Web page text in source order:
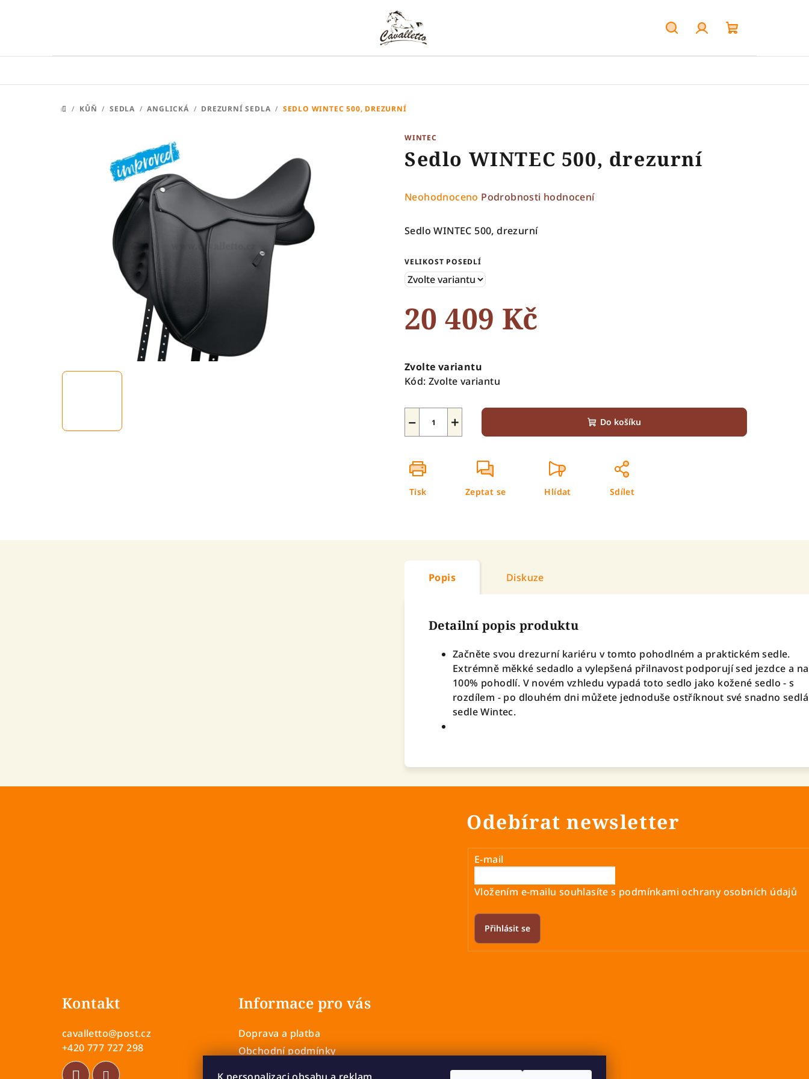
košík
DOMŮ
/ KŮŇ / SEDLA / ANGLICKÁ / DREZURNÍ SEDLA / SEDLO WINTEC 500, DREZURNÍ
WINTEC
Sedlo WINTEC 500, drezurní
Průměrné
produktu
z
5
Neohodnoceno Podrobnosti hodnocení
Sedlo WINTEC 500, drezurní
VELIKOST POSEDLÍ
20 409 Kč
cena:
Zvolte variantu
Kód: Zvolte variantu
+
− Do košíku
Tisk Zeptat se Hlídat Sdílet
Popis Diskuze
Detailní popis produktu
Začněte svou drezurní kariéru v tomto pohodlném a praktickém sedle.
Extrémně měkké sedadlo a vylepšená přilnavost podporují sed jezdce a
100% pohodlí. V novém vzhledu vypadá toto sedlo jako kožené sedlo - s
rozdílem - po dlouhém dni můžete jednoduše ostříknout své snadno
sedle Wintec.
Odebírat newsletter
E-mail
Vložením e-mailu souhlasíte s podmínkami ochrany osobních údajů
Přihlásit se
Kontakt
cavalletto@post.cz
+420 777 727 298
Informace pro vás
Doprava a platba
Obchodní podmínky